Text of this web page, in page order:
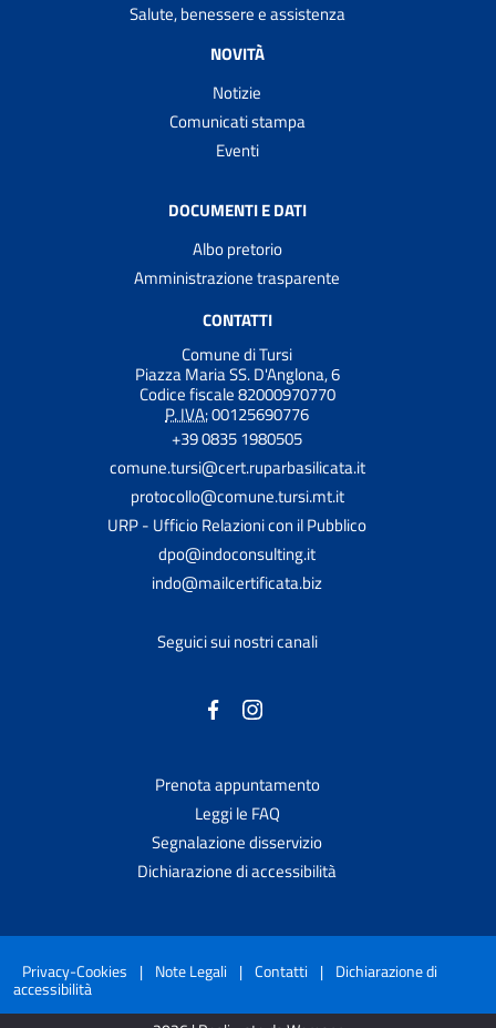
Salute, benessere e assistenza
NOVITÀ
Notizie
Comunicati stampa
Eventi
DOCUMENTI E DATI
Albo pretorio
Amministrazione trasparente
CONTATTI
Comune di Tursi
Piazza Maria SS. D'Anglona, 6
Codice fiscale 82000970770
P. IVA:00125690776
+39 0835 1980505
comune.tursi@cert.ruparbasilicata.it
protocollo@comune.tursi.mt.it
URP - Ufficio Relazioni con il Pubblico
dpo@indoconsulting.it
indo@mailcertificata.biz
Seguici sui nostri canali
Prenota appuntamento
Leggi le FAQ
Segnalazione disservizio
Dichiarazione di accessibilità
Privacy-Cookies | Note Legali | Contatti | Dichiarazione di
accessibilità